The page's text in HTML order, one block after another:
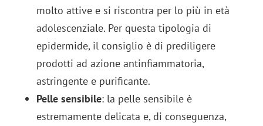
molto attive e si riscontra per lo più in età
adolescenziale. Per questa tipologia di
epidermide, il consiglio è di prediligere
prodotti ad azione antinfiammatoria,
astringente e purificante.
Pelle sensibile: la pelle sensibile è
estremamente delicata e, di conseguenza,